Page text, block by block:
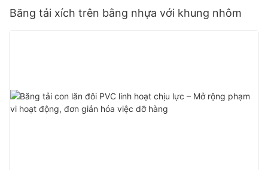
Băng tải xích trên bằng nhựa với khung nhôm